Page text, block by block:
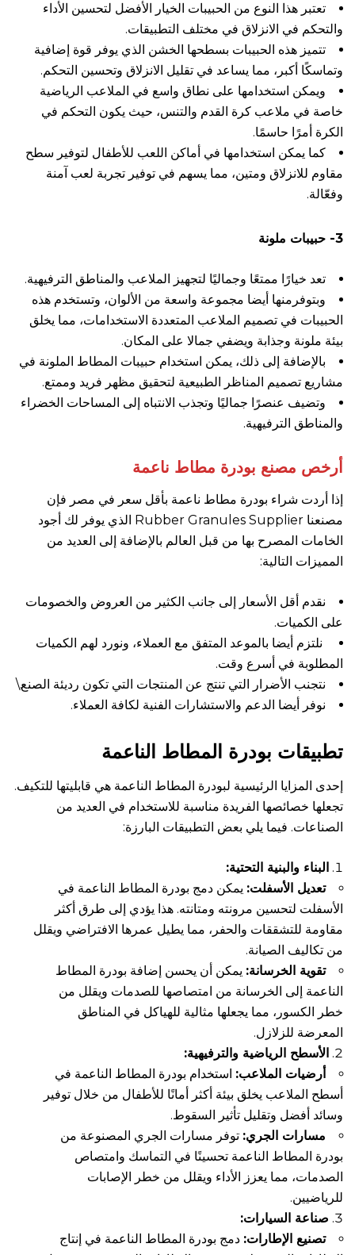
تعتبر هذا النوع من الحبيبات الخيار الأفضل لتحسين الأداء
والتحكم في الانزلاق في مختلف التطبيقات.
تتميز هذه الحبيبات بسطحها الخشن الذي يوفر قوة إضافية
وتماسكًا أكبر، مما يساعد في تقليل الانزلاق وتحسين التحكم.
ويمكن استخدامها على نطاق واسع في الملاعب الرياضية
خاصة في ملاعب كرة القدم والتنس، حيث يكون التحكم في
الكرة أمرًا حاسمًا.
كما يمكن استخدامها في أماكن اللعب للأطفال لتوفير سطح
مقاوم للانزلاق ومتين، مما يسهم في توفير تجربة لعب آمنة
وفعّالة.
3- حبيبات ملونة
تعد خيارًا ممتعًا وجماليًا لتجهيز الملاعب والمناطق الترفيهية.
وبتوفرمنها أيضا مجموعة واسعة من الألوان، وتستخدم هذه
الحبيبات في تصميم الملاعب المتعددة الاستخدامات، مما يخلق
بيئة ملونة وجذابة ويضفي جمالا على المكان.
بالإضافة إلى ذلك، يمكن استخدام حبيبات المطاط الملونة في
مشاريع تصميم المناظر الطبيعية لتحقيق مظهر فريد وممتع.
وتضيف عنصرًا جماليًا وتجذب الانتباه إلى المساحات الخضراء
والمناطق الترفيهية.
أرخص مصنع بودرة مطاط ناعمة
إذا أردت شراء بودرة مطاط ناعمة بأقل سعر في مصر فإن
مصنعنا Rubber Granules Supplier الذي يوفر لك أجود
الخامات المصرح بها من قبل العالم بالإضافة إلى العديد من
المميزات التالية:
نقدم أقل الأسعار إلى جانب الكثير من العروض والخصومات
على الكميات.
نلتزم أيضا بالموعد المتفق مع العملاء، ونورد لهم الكميات
المطلوبة في أسرع وقت.
نتجنب الأضرار التي تنتج عن المنتجات التي تكون رديئة الصنع.\
نوفر أيضا الدعم والاستشارات الفنية لكافة العملاء.
تطبيقات بودرة المطاط الناعمة
إحدى المزايا الرئيسية لبودرة المطاط الناعمة هي قابليتها للتكيف.
تجعلها خصائصها الفريدة مناسبة للاستخدام في العديد من
الصناعات. فيما يلي بعض التطبيقات البارزة:
البناء والبنية التحتية:
تعديل الأسفلت: يمكن دمج بودرة المطاط الناعمة في
الأسفلت لتحسين مرونته ومتانته. هذا يؤدي إلى طرق أكثر
مقاومة للتشققات والحفر، مما يطيل عمرها الافتراضي ويقلل
من تكاليف الصيانة.
تقوية الخرسانة: يمكن أن يحسن إضافة بودرة المطاط
الناعمة إلى الخرسانة من امتصاصها للصدمات ويقلل من
خطر الكسور، مما يجعلها مثالية للهياكل في المناطق
المعرضة للزلازل.
الأسطح الرياضية والترفيهية:
أرضيات الملاعب: استخدام بودرة المطاط الناعمة في
أسطح الملاعب يخلق بيئة أكثر أمانًا للأطفال من خلال توفير
وسائد أفضل وتقليل تأثير السقوط.
مسارات الجري: توفر مسارات الجري المصنوعة من
بودرة المطاط الناعمة تحسينًا في التماسك وامتصاص
الصدمات، مما يعزز الأداء ويقلل من خطر الإصابات
للرياضيين.
صناعة السيارات:
تصنيع الإطارات: دمج بودرة المطاط الناعمة في إنتاج